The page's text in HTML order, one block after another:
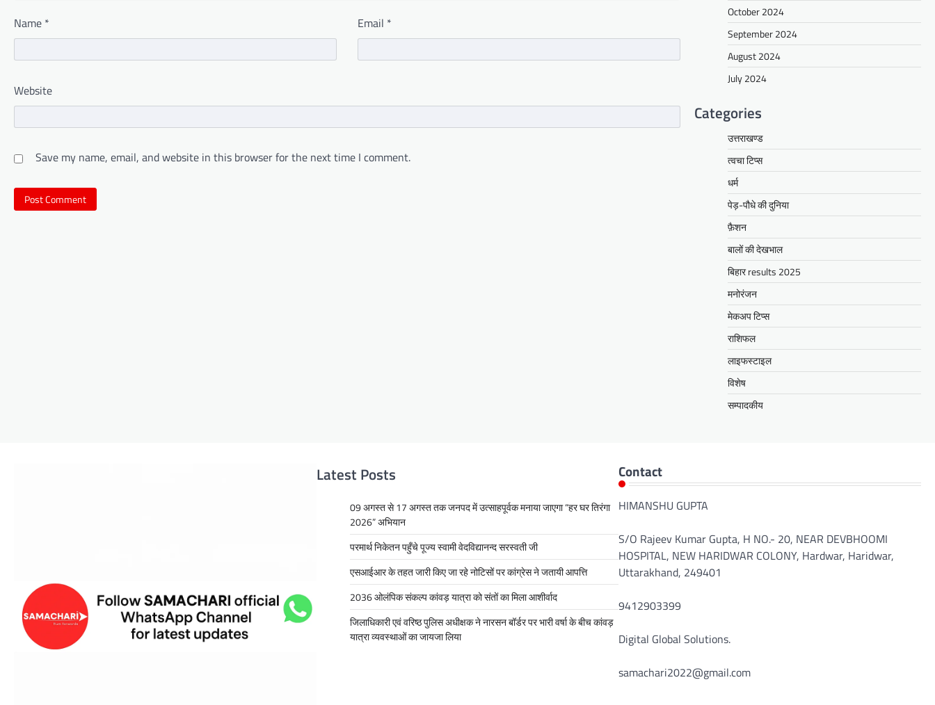
Name * Email *
Website
Save my name, email, and website in this browser for the next time I comment.
October 2024
September 2024
August 2024
July 2024
Categories
उत्तराखण्ड
त्वचा टिप्स
धर्म
पेड़-पौधे की दुनिया
फ़ैशन
बालों की देखभाल
बिहार results 2025
मनोरंजन
मेकअप टिप्स
राशिफल
लाइफस्टाइल
विशेष
सम्पादकीय
Latest Posts
09 अगस्त से 17 अगस्त तक जनपद में उत्साहपूर्वक मनाया जाएगा “हर घर तिरंगा
2026” अभियान
परमार्थ निकेतन पहुँचे पूज्य स्वामी वेदविद्यानन्द सरस्वती जी
एसआईआर के तहत जारी किए जा रहे नोटिसों पर कांग्रेस ने जतायी आपत्ति
2036 ओलंपिक संकल्प कांवड़ यात्रा को संतों का मिला आशीर्वाद
जिलाधिकारी एवं वरिष्ठ पुलिस अधीक्षक ने नारसन बॉर्डर पर भारी वर्षा के बीच कांवड़
यात्रा व्यवस्थाओं का जायजा लिया
Contact
HIMANSHU GUPTA
S/O Rajeev Kumar Gupta, H NO.- 20, NEAR DEVBHOOMI
HOSPITAL, NEW HARIDWAR COLONY, Hardwar, Haridwar,
Uttarakhand, 249401
9412903399
Digital Global Solutions.
samachari2022@gmail.com